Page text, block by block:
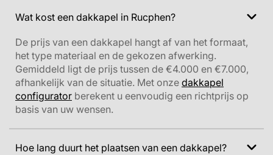
Wat kost een dakkapel in Rucphen?
De prijs van een dakkapel hangt af van het formaat,
het type materiaal en de gekozen afwerking.
Gemiddeld ligt de prijs tussen de €4.000 en €7.000,
afhankelijk van de situatie. Met onze dakkapel
configurator berekent u eenvoudig een richtprijs op
basis van uw wensen.
Hoe lang duurt het plaatsen van een dakkapel?